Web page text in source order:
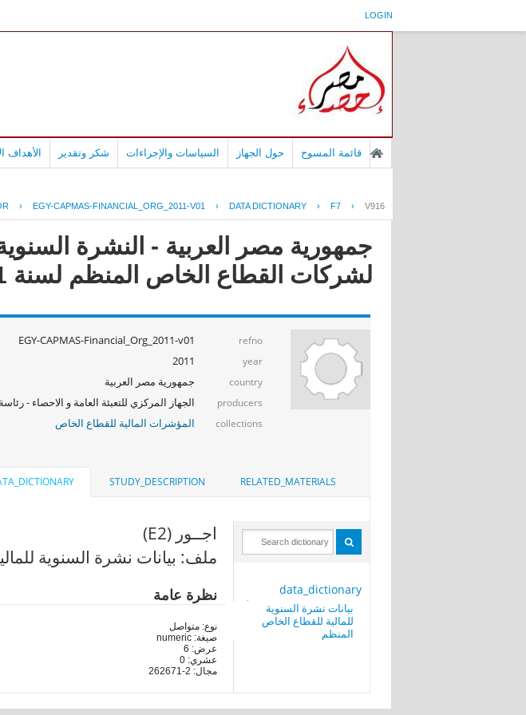
LOGIN
قائمة المسوح حول الجهاز السياسات والإجراءات شكر وتقدير الأهداف
› EGY-CAPMAS-FINANCIAL_ORG_2011-V01 › DATA DICTIONARY › F7 › V916
جمهورية مصر العربية - النشرة
لشركات القطاع الخاص المنظم لسنة 2011
refno
EGY-CAPMAS-Financial_Org_2011-v01
year
2011
country جمهورية مصر العربية
producers الجهاز المركزي للتعبئة العامة و الاحصاء -
collections
المؤشرات المالية للقطاع الخاص
RELATED_MATERIALS
STUDY_DESCRIPTION
data_dictionary
بيانات نشرة السنوية
للمالية للقطاع الخاص
المنظم
اجــور (E2)
ملف: بيانات نشرة السنوية
نظرة عامة
نوع: متواصل
صيغة: numeric
عرض: 6
عشري: 0
مجال: 2-262671